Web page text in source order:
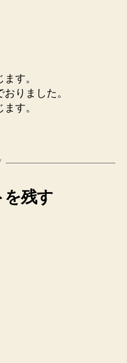
す。
りました。
す。
を残す